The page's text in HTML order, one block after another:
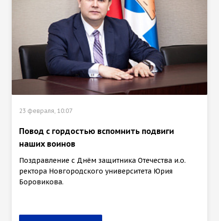
23 февраля, 10:07
Повод с гордостью вспомнить подвиги
наших воинов
Поздравление с Днём защитника Отечества и.о.
ректора Новгородского университета Юрия
Боровикова.